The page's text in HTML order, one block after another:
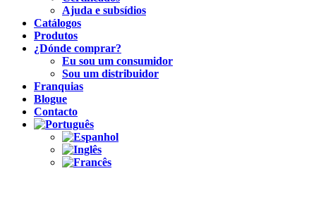
Ajuda e subsídios
Catálogos
Produtos
¿Dónde comprar?
Eu sou um consumidor
Sou um distribuidor
Franquias
Blogue
Contacto